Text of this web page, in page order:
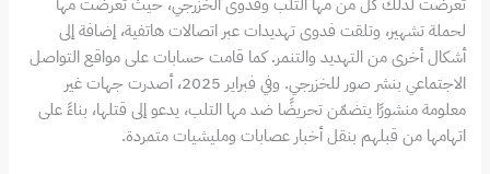
لحملة تشهير، وتلقت فدوى تهديدات عبر اتصالات هاتفية، إضافة إلى
أشكال أخرى من التهديد والتنمر. كما قامت حسابات على مواقع التواصل
الاجتماعي بنشر صور للخزرجي. وفي فبراير 2025، أصدرت جهات غير
معلومة منشورًا يتضمّن تحريضًا ضد مها التلب، يدعو إلى قتلها، بناءً على
اتهامها من قبلهم بنقل أخبار عصابات ومليشيات متمردة.